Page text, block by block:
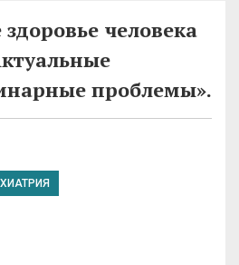
человека
проблемы».